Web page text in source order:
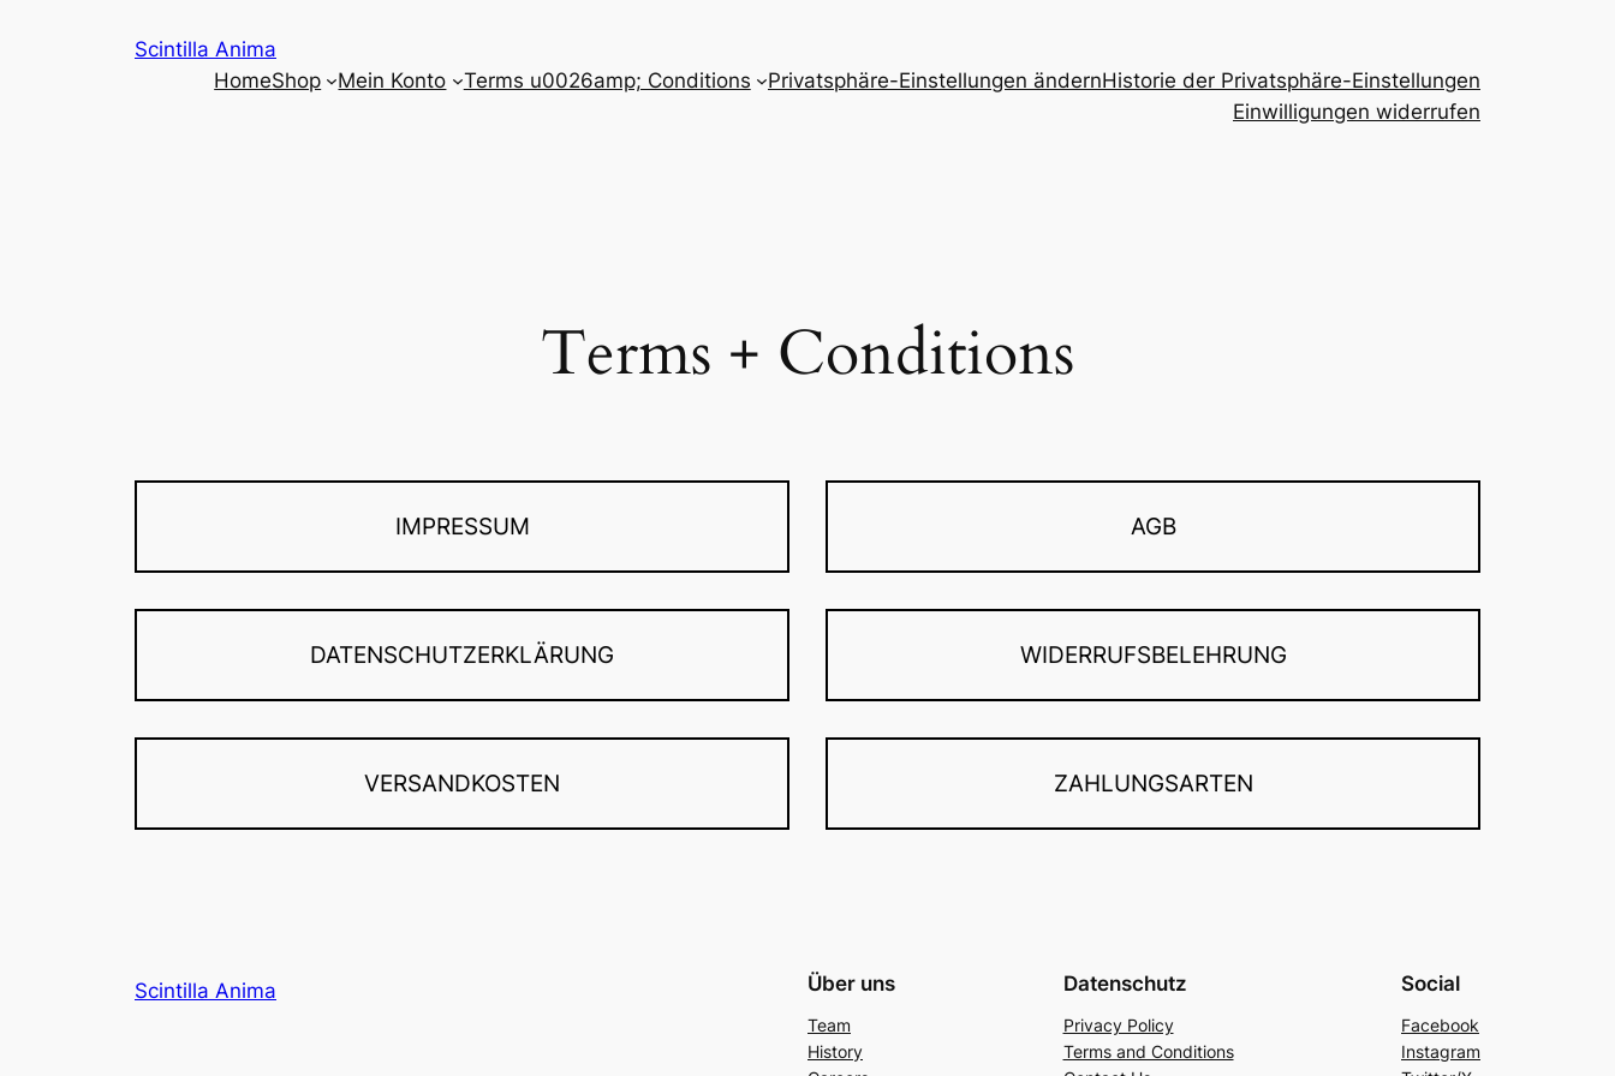
Scintilla Anima
HomeShop Mein Konto Terms u0026amp; Conditions Privatsphäre-Einstellungen ändernHistorie der Privatsphäre-Einstellungen
Einwilligungen widerrufen
Terms + Conditions
IMPRESSUM AGB
DATENSCHUTZERKLÄRUNG WIDERRUFSBELEHRUNG
VERSANDKOSTEN ZAHLUNGSARTEN
Scintilla Anima Über uns
Team
History
Datenschutz
Privacy Policy
Terms and Conditions
Social
Facebook
Instagram